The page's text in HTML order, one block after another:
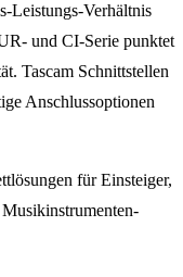
Leistungs-Verhältnis
und CI-Serie punktet
Tascam Schnittstellen
Anschlussoptionen
für Einsteiger,